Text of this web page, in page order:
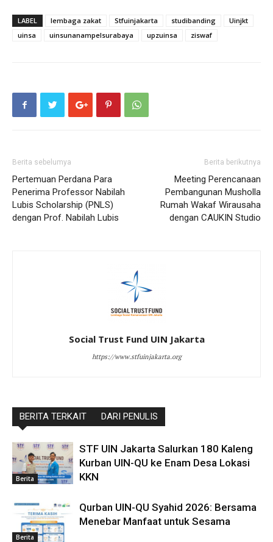
LABEL lembaga zakat Stfuinjakarta studibanding
Uinjkt
uinsa
uinsunanampelsurabaya upzuinsa ziswaf
Berita sebelumya
Pertemuan Perdana Para
Penerima Professor Nabilah
Lubis Scholarship (PNLS)
dengan Prof. Nabilah Lubis
Berita berikutnya
Meeting Perencanaan
Pembangunan Musholla
Rumah Wakaf Wirausaha
dengan CAUKIN Studio
Social Trust Fund UIN Jakarta
https://www.stfuinjakarta.org
BERITA TERKAIT DARI PENULIS
Berita
STF UIN Jakarta Salurkan 180 Kaleng
Kurban UIN-QU ke Enam Desa Lokasi
KKN
Berita
Qurban UIN-QU Syahid 2026: Bersama
Menebar Manfaat untuk Sesama